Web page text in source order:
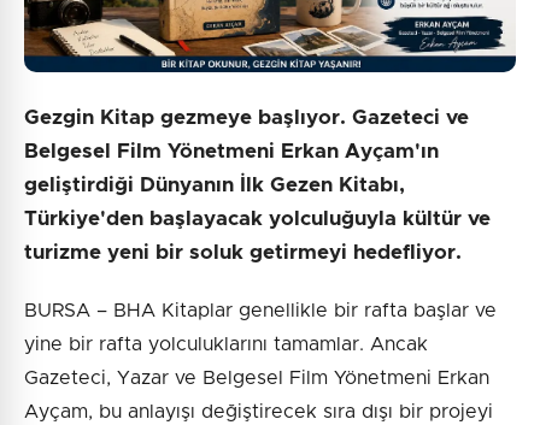
Gezgin Kitap gezmeye başlıyor. Gazeteci ve
Belgesel Film Yönetmeni Erkan Ayçam'ın
geliştirdiği Dünyanın İlk Gezen Kitabı,
Türkiye'den başlayacak yolculuğuyla kültür ve
turizme yeni bir soluk getirmeyi hedefliyor.
BURSA – BHA Kitaplar genellikle bir rafta başlar ve
yine bir rafta yolculuklarını tamamlar. Ancak
Gazeteci, Yazar ve Belgesel Film Yönetmeni Erkan
Ayçam, bu anlayışı değiştirecek sıra dışı bir projeyi